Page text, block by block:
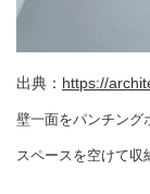
出典： https://
壁一面をパンチング
スペースを空けて収